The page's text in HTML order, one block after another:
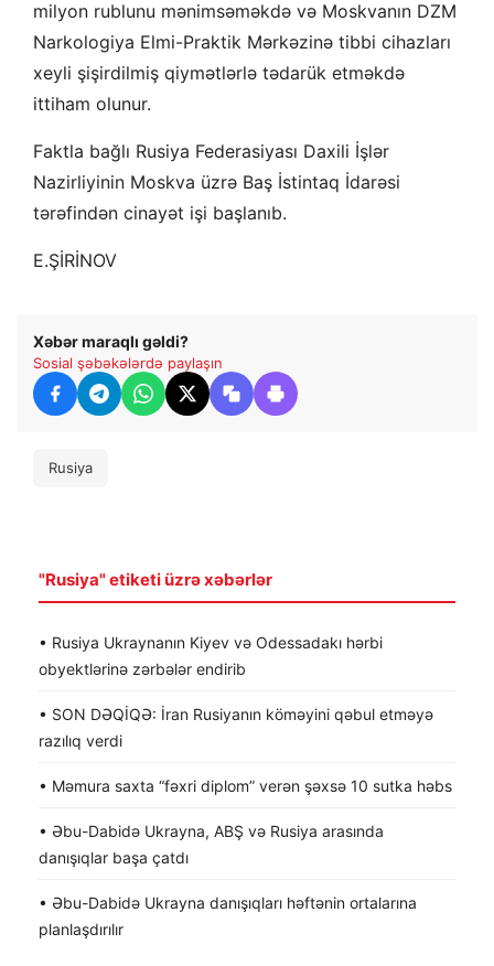
milyon rublunu mənimsəməkdə və Moskvanın DZM
Narkologiya Elmi-Praktik Mərkəzinə tibbi cihazları
xeyli şişirdilmiş qiymətlərlə tədarük etməkdə
ittiham olunur.
Faktla bağlı Rusiya Federasiyası Daxili İşlər
Nazirliyinin Moskva üzrə Baş İstintaq İdarəsi
tərəfindən cinayət işi başlanıb.
E.ŞİRİNOV
Xəbər maraqlı gəldi?
Sosial şəbəkələrdə paylaşın
Rusiya
"Rusiya" etiketi üzrə xəbərlər
• Rusiya Ukraynanın Kiyev və Odessadakı hərbi
obyektlərinə zərbələr endirib
• SON DƏQİQƏ: İran Rusiyanın köməyini qəbul etməyə
razılıq verdi
• Məmura saxta “fəxri diplom” verən şəxsə 10 sutka həbs
• Əbu-Dabidə Ukrayna, ABŞ və Rusiya arasında
danışıqlar başa çatdı
• Əbu-Dabidə Ukrayna danışıqları həftənin ortalarına
planlaşdırılır